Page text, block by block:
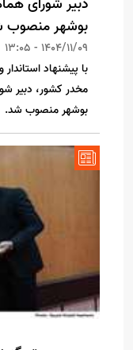
بوشهر منصوب
1404/11/09 - 13:05
با پیشنهاد
مخدر کشور، دبیر
بوشهر منصوب شد.